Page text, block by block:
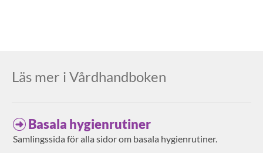
Läs mer i Vårdhandboken
Basala hygienrutiner
Samlingssida för alla sidor om basala hygienrutiner.